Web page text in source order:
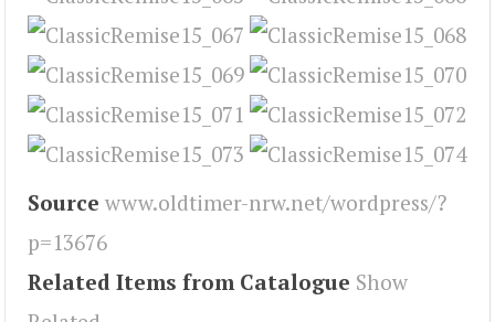
Source www.oldtimer-nrw.net/wordpress/?
p=13676
Related Items from Catalogue Show